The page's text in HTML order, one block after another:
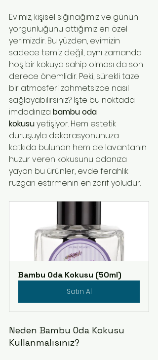
Evimiz, kişisel sığınağımız ve günün
yorgunluğunu attığımız en özel
yerimizdir. Bu yüzden, evimizin
sadece temiz değil, aynı zamanda
hoş bir kokuya sahip olması da son
derece önemlidir. Peki, sürekli taze
bir atmosferi zahmetsizce nasıl
sağlayabilirsiniz? İşte bu noktada
imdadınıza bambu oda
kokusu yetişiyor. Hem estetik
duruşuyla dekorasyonunuza
katkıda bulunan hem de lavantanın
huzur veren kokusunu odanıza
yayan bu ürünler, evde ferahlık
rüzgarı estirmenin en zarif yoludur.
Bambu Oda Kokusu (50ml)
Satın Al
Neden Bambu Oda Kokusu
Kullanmalısınız?